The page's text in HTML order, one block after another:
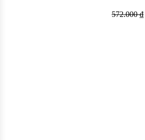
572.000₫